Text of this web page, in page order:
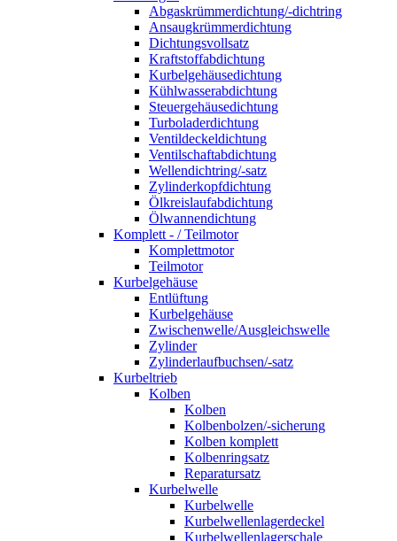
Abgaskrümmerdichtung/-dichtring
Ansaugkrümmerdichtung
Dichtungsvollsatz
Kraftstoffabdichtung
Kurbelgehäusedichtung
Kühlwasserabdichtung
Steuergehäusedichtung
Turboladerdichtung
Ventildeckeldichtung
Ventilschaftabdichtung
Wellendichtring/-satz
Zylinderkopfdichtung
Ölkreislaufabdichtung
Ölwannendichtung
Komplett - / Teilmotor
Komplettmotor
Teilmotor
Kurbelgehäuse
Entlüftung
Kurbelgehäuse
Zwischenwelle/Ausgleichswelle
Zylinder
Zylinderlaufbuchsen/-satz
Kurbeltrieb
Kolben
Kolben
Kolbenbolzen/-sicherung
Kolben komplett
Kolbenringsatz
Reparatursatz
Kurbelwelle
Kurbelwelle
Kurbelwellenlagerdeckel
Kurbelwellenlagerschale